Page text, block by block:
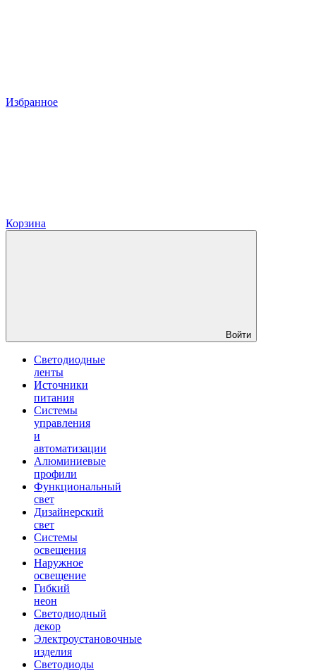
Избранное
Корзина
Войти
Светодиодные
ленты
Источники
питания
Системы
управления
и
автоматизации
Алюминиевые
профили
Функциональный
свет
Дизайнерский
свет
Системы
освещения
Наружное
освещение
Гибкий
неон
Светодиодный
декор
Электроустановочные
изделия
Светодиоды